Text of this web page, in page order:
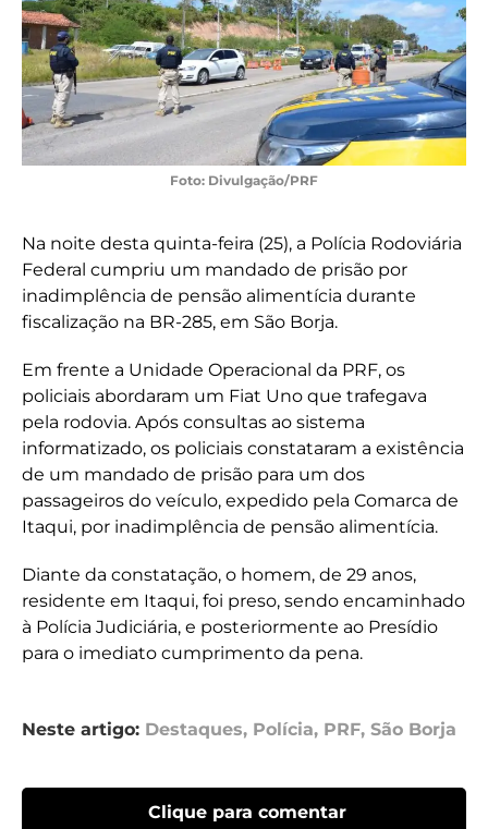
Foto: Divulgação/PRF
Na noite desta quinta-feira (25), a Polícia Rodoviária
Federal cumpriu um mandado de prisão por
inadimplência de pensão alimentícia durante
fiscalização na BR-285, em São Borja.
Em frente a Unidade Operacional da PRF, os
policiais abordaram um Fiat Uno que trafegava
pela rodovia. Após consultas ao sistema
informatizado, os policiais constataram a existência
de um mandado de prisão para um dos
passageiros do veículo, expedido pela Comarca de
Itaqui, por inadimplência de pensão alimentícia.
Diante da constatação, o homem, de 29 anos,
residente em Itaqui, foi preso, sendo encaminhado
à Polícia Judiciária, e posteriormente ao Presídio
para o imediato cumprimento da pena.
Neste artigo: Destaques, Polícia, PRF, São Borja
Clique para comentar